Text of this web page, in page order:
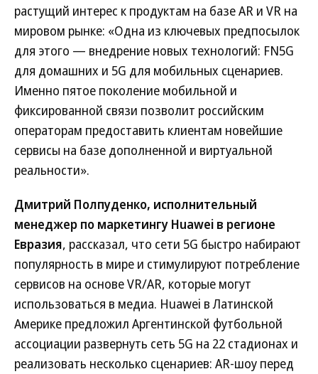
растущий интерес к продуктам на базе AR и VR на
мировом рынке: «Одна из ключевых предпосылок
для этого — внедрение новых технологий: FN5G
для домашних и 5G для мобильных сценариев.
Именно пятое поколение мобильной и
фиксированной связи позволит российским
операторам предоставить клиентам новейшие
сервисы на базе дополненной и виртуальной
реальности».
Дмитрий Полпуденко, исполнительный
менеджер по маркетингу Huawei в регионе
Евразия, рассказал, что сети 5G быстро набирают
популярность в мире и стимулируют потребление
сервисов на основе VR/AR, которые могут
использоваться в медиа. Huawei в Латинской
Америке предложил Аргентинской футбольной
ассоциации развернуть сеть 5G на 22 стадионах и
реализовать несколько сценариев: AR-шоу перед